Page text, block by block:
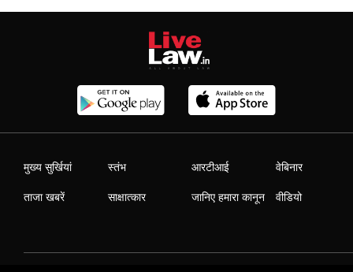
मुख्य सुर्खियां
ताजा खबरें
स्तंभ
साक्षात्कार
आरटीआई
जानिए हमारा कानून
वेबिनार
वीडियो